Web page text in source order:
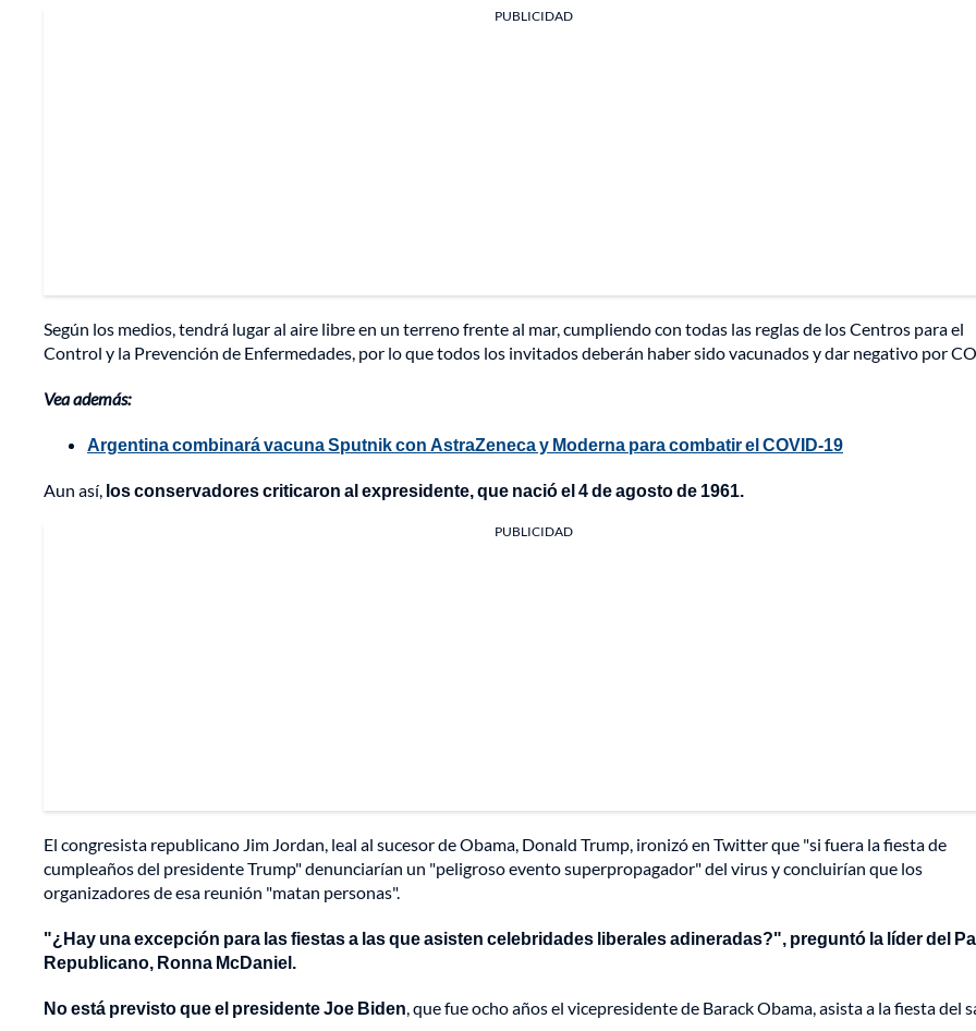
PUBLICIDAD
Según los medios, tendrá lugar al aire libre en un terreno frente al mar, cumpliendo con todas las reglas de los Centros para el
Control y la Prevención de Enfermedades, por lo que todos los invitados deberán haber sido vacunados y dar negativo por
Vea además:
Argentina combinará vacuna Sputnik con AstraZeneca y Moderna para combatir el COVID-19
Aun así, los conservadores criticaron al expresidente, que nació el 4 de agosto de 1961.
PUBLICIDAD
El congresista republicano Jim Jordan, leal al sucesor de Obama, Donald Trump, ironizó en Twitter que "si fuera la fiesta de
cumpleaños del presidente Trump" denunciarían un "peligroso evento superpropagador" del virus y concluirían que los
organizadores de esa reunión "matan personas".
"¿Hay una excepción para las fiestas a las que asisten celebridades liberales adineradas?", preguntó la líder del
Republicano, Ronna McDaniel.
No está previsto que el presidente Joe Biden, que fue ocho años el vicepresidente de Barack Obama, asista a la fiesta del